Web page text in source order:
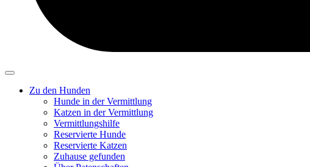
Zu den Hunden
Hunde in der Vermittlung
Katzen in der Vermittlung
Vermittlungshilfe
Reservierte Hunde
Reservierte Katzen
Zuhause gefunden